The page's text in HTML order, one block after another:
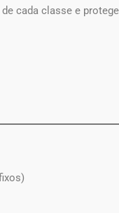
cada classe e